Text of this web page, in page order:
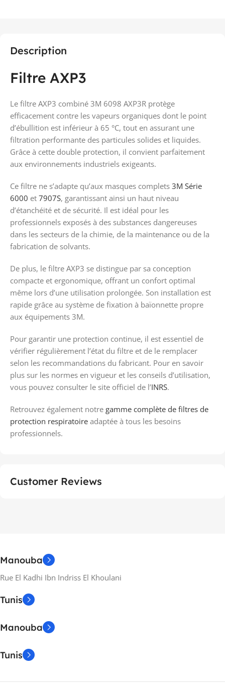
Description
Filtre AXP3
Le filtre AXP3 combiné 3M 6098 AXP3R protège
efficacement contre les vapeurs organiques dont le point
d’ébullition est inférieur à 65 °C, tout en assurant une
filtration performante des particules solides et liquides.
Grâce à cette double protection, il convient parfaitement
aux environnements industriels exigeants.
Ce filtre ne s’adapte qu’aux masques complets 3M Série
6000 et 7907S, garantissant ainsi un haut niveau
d’étanchéité et de sécurité. Il est idéal pour les
professionnels exposés à des substances dangereuses
dans les secteurs de la chimie, de la maintenance ou de la
fabrication de solvants.
De plus, le filtre AXP3 se distingue par sa conception
compacte et ergonomique, offrant un confort optimal
même lors d’une utilisation prolongée. Son installation est
rapide grâce au système de fixation à baïonnette propre
aux équipements 3M.
Pour garantir une protection continue, il est essentiel de
vérifier régulièrement l’état du filtre et de le remplacer
selon les recommandations du fabricant. Pour en savoir
plus sur les normes en vigueur et les conseils d’utilisation,
vous pouvez consulter le site officiel de l’INRS.
Retrouvez également notre gamme complète de filtres de
protection respiratoire adaptée à tous les besoins
professionnels.
Customer Reviews
Manouba
Rue El Kadhi Ibn Indriss El Khoulani
Tunis
Manouba
Tunis